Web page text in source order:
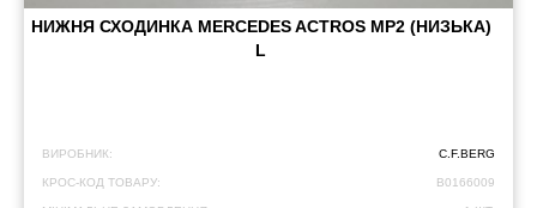
НИЖНЯ СХОДИНКА MERCEDES ACTROS MP2 (НИЗЬКА)
L
ВИРОБНИК: C.F.BERG
КРОС-КОД ТОВАРУ: B0166009